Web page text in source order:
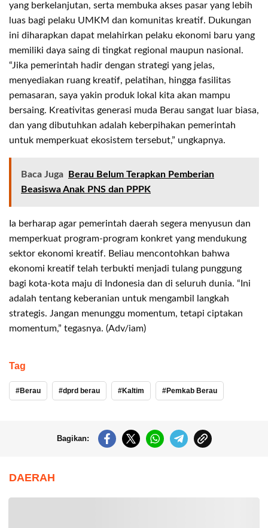
yang berkelanjutan, serta membuka akses pasar yang lebih
luas bagi pelaku UMKM dan komunitas kreatif. Dukungan
ini diharapkan dapat melahirkan pelaku ekonomi baru yang
memiliki daya saing di tingkat regional maupun nasional.
“Jika pemerintah hadir dengan strategi yang jelas,
menyediakan ruang kreatif, pelatihan, hingga fasilitas
pemasaran, saya yakin produk lokal kita akan mampu
bersaing. Kreativitas generasi muda Berau sangat luar biasa,
dan yang dibutuhkan adalah keberpihakan pemerintah
untuk memperkuat ekosistem tersebut,” ungkapnya.
Baca Juga
Berau Belum Terapkan Pemberian
Beasiswa Anak PNS dan PPPK
Ia berharap agar pemerintah daerah segera menyusun dan
memperkuat program-program konkret yang mendukung
sektor ekonomi kreatif. Beliau mencontohkan bahwa
ekonomi kreatif telah terbukti menjadi tulang punggung
bagi kota-kota maju di Indonesia dan di seluruh dunia. “Ini
adalah tentang keberanian untuk mengambil langkah
strategis. Jangan menunggu momentum, tetapi ciptakan
momentum,” tegasnya. (Adv/iam)
Tag
Berau dprd berau Kaltim Pemkab Berau
Bagikan:
DAERAH